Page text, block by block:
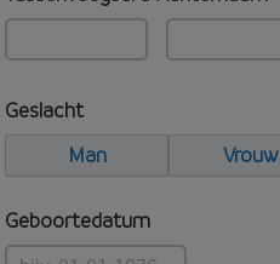
Geslacht
Man
Vrouw
Geboortedatum